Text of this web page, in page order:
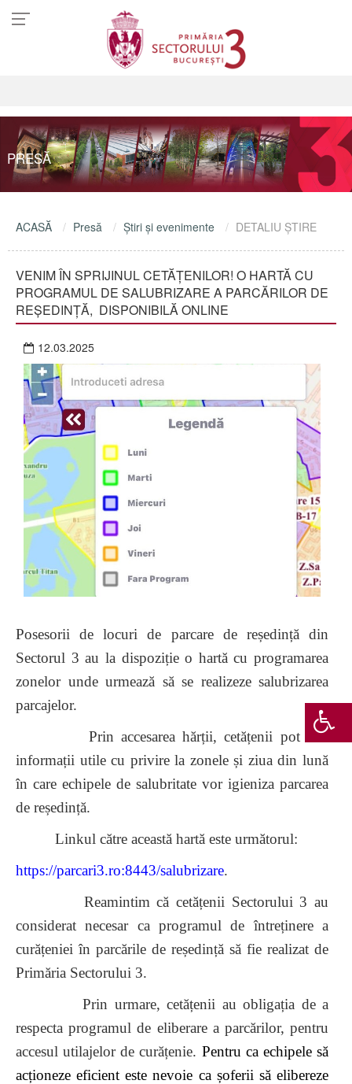
PRESĂ
ACASĂ Presă Ştiri şi evenimente DETALIU ŞTIRE
VENIM ÎN SPRIJINUL CETĂȚENILOR! O HARTĂ CU
PROGRAMUL DE SALUBRIZARE A PARCĂRILOR DE
REȘEDINȚĂ, DISPONIBILĂ ONLINE
12.03.2025
Posesorii de locuri de parcare de reședință din
Sectorul 3 au la dispoziție o hartă cu programarea
zonelor unde urmează să se realizeze salubrizarea
parcajelor.
Prin accesarea hărții, cetățenii pot afla
informații utile cu privire la zonele și ziua din lună
în care echipele de salubritate vor igieniza parcarea
de reședință.
Linkul către această hartă este următorul:
https://parcari3.ro:8443/salubrizare.
Reamintim că cetățenii Sectorului 3 au
considerat necesar ca programul de întreținere a
curățeniei în parcările de reședință să fie realizat de
Primăria Sectorului 3.
Prin urmare, cetățenii au obligația de a
respecta programul de eliberare a parcărilor, pentru
accesul utilajelor de curățenie. Pentru ca echipele să
acționeze eficient este nevoie ca șoferii să elibereze